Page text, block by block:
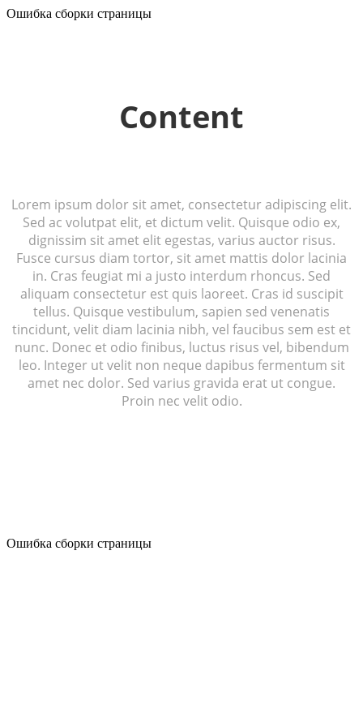
Ошибка сборки страницы
Content
Lorem ipsum dolor sit amet, consectetur adipiscing elit.
Sed ac volutpat elit, et dictum velit. Quisque odio ex,
dignissim sit amet elit egestas, varius auctor risus.
Fusce cursus diam tortor, sit amet mattis dolor lacinia
in. Cras feugiat mi a justo interdum rhoncus. Sed
aliquam consectetur est quis laoreet. Cras id suscipit
tellus. Quisque vestibulum, sapien sed venenatis
tincidunt, velit diam lacinia nibh, vel faucibus sem est et
nunc. Donec et odio finibus, luctus risus vel, bibendum
leo. Integer ut velit non neque dapibus fermentum sit
amet nec dolor. Sed varius gravida erat ut congue.
Proin nec velit odio.
Ошибка сборки страницы